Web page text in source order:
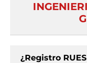
¿Registro